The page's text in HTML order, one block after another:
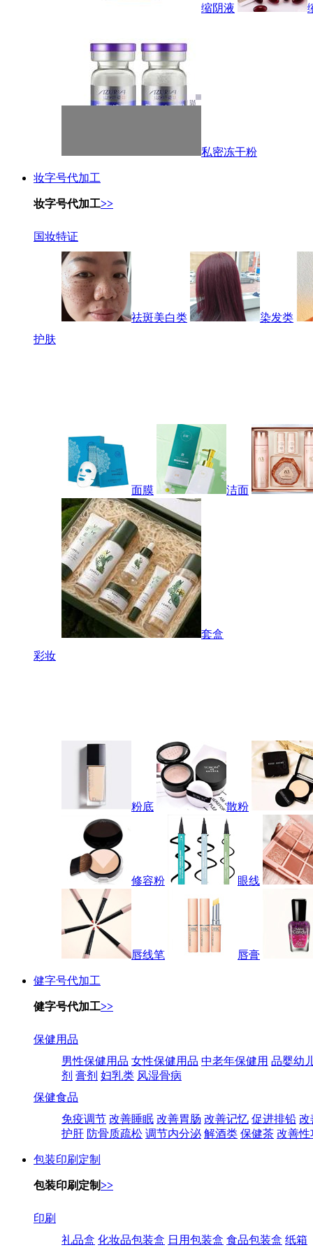
缩阴液
私密冻干粉
妆字号代加工
妆字号代加工>>
国妆特证
祛斑美白类
染发类
护肤
面膜 洁面
套盒
彩妆
粉底 散粉
修容粉 眼线
唇线笔 唇膏
健字号代加工
健字号代加工>>
保健用品
男性保健用品 女性保健用品 中老年保健用 品婴幼
剂 膏剂 妇乳类 风湿骨病
保健食品
免疫调节 改善睡眠 改善胃肠 改善记忆 促进排铅 改
护肝 防骨质疏松 调节内分泌 解酒类 保健茶 改善性
包装印刷定制
包装印刷定制>>
印刷
礼品盒 化妆品包装盒 日用包装盒 食品包装盒 纸箱